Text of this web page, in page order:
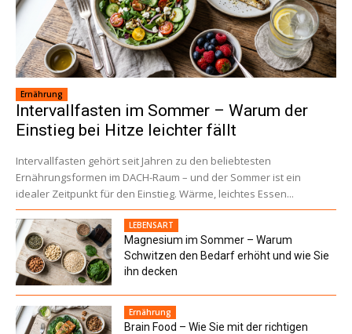
Ernährung
Intervallfasten im Sommer – Warum der
Einstieg bei Hitze leichter fällt
Intervallfasten gehört seit Jahren zu den beliebtesten
Ernährungsformen im DACH-Raum – und der Sommer ist ein
idealer Zeitpunkt für den Einstieg. Wärme, leichtes Essen...
LEBENSART
Magnesium im Sommer – Warum
Schwitzen den Bedarf erhöht und wie Sie
ihn decken
Ernährung
Brain Food – Wie Sie mit der richtigen